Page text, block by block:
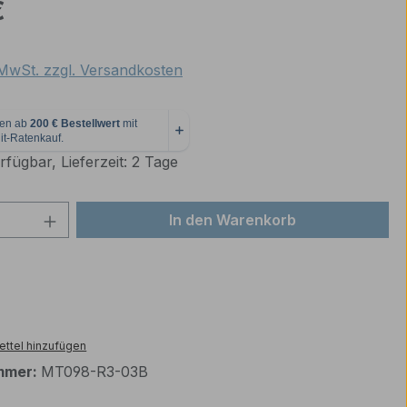
zzgl. Versandkosten
Lieferzeit: 2 Tage
Gib den gewünschten Wert
In den Warenkorb
hinzufügen
MT098-R3-03B